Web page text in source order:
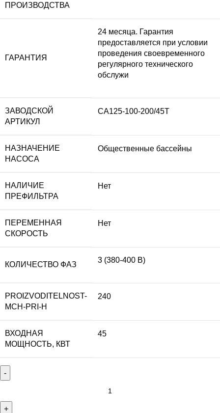
ПРОИЗВОДСТВА
ГАРАНТИЯ
24 месяца. Гарантия
предоставляется при условии
проведения своевременного
регулярного технического
обслужи
ЗАВОДСКОЙ
АРТИКУЛ
CA125-100-200/45T
НАЗНАЧЕНИЕ
НАСОСА
Общественные бассейны
НАЛИЧИЕ
ПРЕФИЛЬТРА
Нет
ПЕРЕМЕННАЯ
СКОРОСТЬ
Нет
КОЛИЧЕСТВО ФАЗ
3 (380-400 В)
PROIZVODITELNOST-
MCH-PRI-H
240
ВХОДНАЯ
МОЩНОСТЬ, КВТ
45